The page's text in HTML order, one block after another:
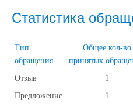
Статистика
Тип
обращения
Общее кол-во
принятых
Отзыв 1
Предложение
1